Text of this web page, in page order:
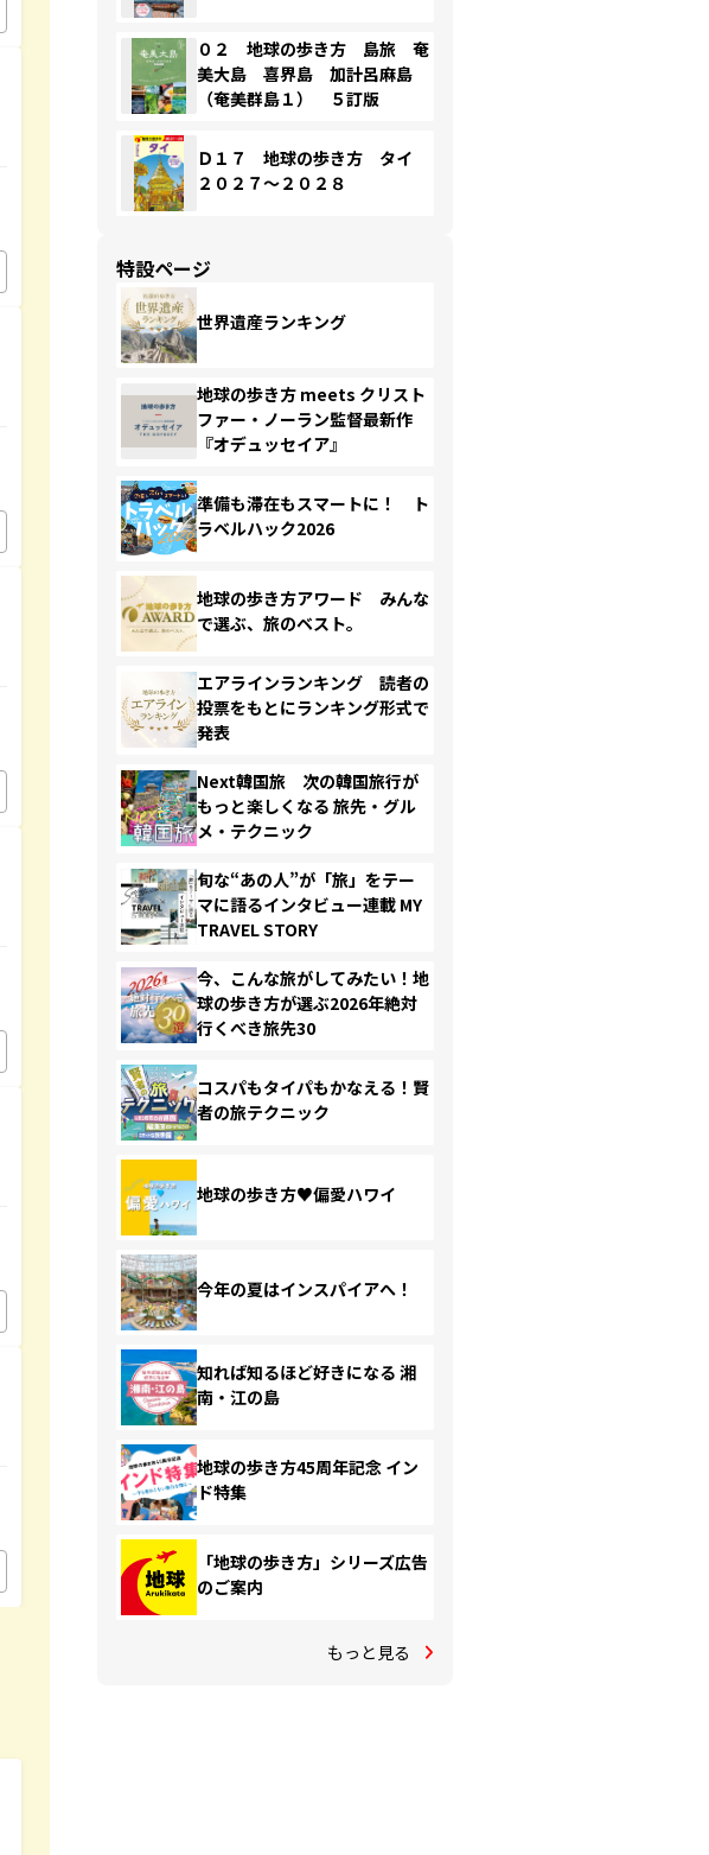
０２ 地球の歩き方 島旅 奄
美大島 喜界島 加計呂麻島
（奄美群島１） ５訂版
Ｄ１７ 地球の歩き方 タイ
２０２７～２０２８
特設ページ
世界遺産ランキング
地球の歩き方 meets クリスト
ファー・ノーラン監督最新作
『オデュッセイア』
準備も滞在もスマートに！ ト
ラベルハック2026
地球の歩き方アワード みんな
で選ぶ、旅のベスト。
エアラインランキング 読者の
投票をもとにランキング形式で
発表
Next韓国旅 次の韓国旅行が
もっと楽しくなる 旅先・グル
メ・テクニック
旬な“あの人”が「旅」をテー
マに語るインタビュー連載 MY
TRAVEL STORY
今、こんな旅がしてみたい！地
球の歩き方が選ぶ2026年絶対
行くべき旅先30
コスパもタイパもかなえる！賢
者の旅テクニック
地球の歩き方♥偏愛ハワイ
今年の夏はインスパイアへ！
知れば知るほど好きになる 湘
南・江の島
地球の歩き方45周年記念 イン
ド特集
「地球の歩き方」シリーズ広告
のご案内
もっと見る